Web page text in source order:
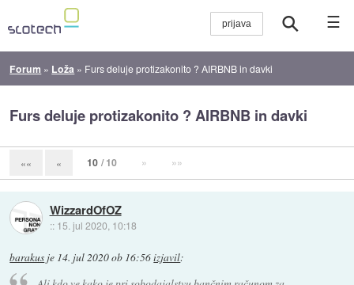
☰
Forum » Loža » Furs deluje protizakonito ? AIRBNB in davki
Furs deluje protizakonito ? AIRBNB in davki
«« « 10 / 10 » »»
WizzardOfOZ
:: 15. jul 2020, 10:18
barakus je 14. jul 2020 ob 16:56izjavil: